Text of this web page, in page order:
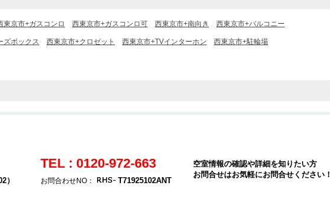
東京市+ガスコンロ 西東京市+ガスコンロ可 西東京市+南向き 西東京市+バルコニー
ズボックス 西東京市+クロゼット 西東京市+TVインターホン 西東京市+駐輪場
）
TEL : 0120-972-663
お問合わせNO： T71925102ANT
空室情報の確認や詳細を知りたい方
お問合せはお気軽にお問合せください！